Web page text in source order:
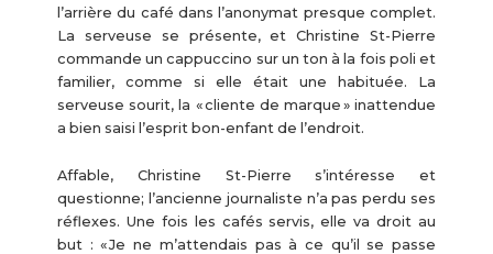
l’arrière du café dans l’anonymat presque complet.
La serveuse se présente, et Christine St-Pierre
commande un cappuccino sur un ton à la fois poli et
familier, comme si elle était une habituée. La
serveuse sourit, la « cliente de marque » inattendue
a bien saisi l’esprit bon-enfant de l’endroit.
Affable, Christine St-Pierre s’intéresse et
questionne; l’ancienne journaliste n’a pas perdu ses
réflexes. Une fois les cafés servis, elle va droit au
but : « Je ne m’attendais pas à ce qu’il se passe